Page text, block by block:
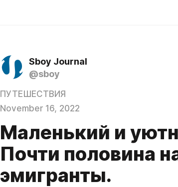
Sboy Journal
@sboy
ПУТЕШЕСТВИЯ
November 16, 2022
Маленький и
Почти половина
эмигранты.